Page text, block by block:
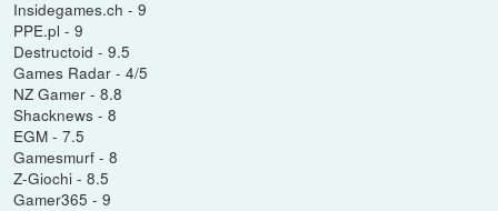
Insidegames.ch - 9
PPE.pl - 9
Destructoid - 9.5
Games Radar - 4/5
NZ Gamer - 8.8
Shacknews - 8
EGM - 7.5
Gamesmurf - 8
Z-Giochi - 8.5
Gamer365 - 9